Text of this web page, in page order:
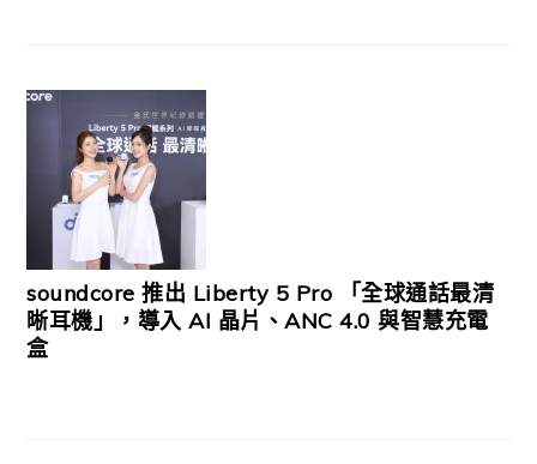
soundcore 推出 Liberty 5 Pro 「全球通話最清
晰耳機」，導入 AI 晶片、ANC 4.0 與智慧充電
盒